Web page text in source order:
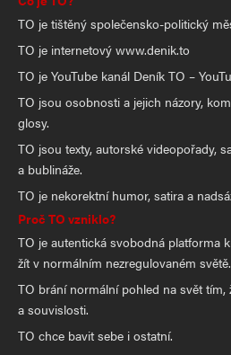
TO je tištěný společensko-politický
TO je internetový www.denik.to
TO je YouTube kanál Deník TO –
TO jsou osobnosti a jejich názory,
glosy.
TO jsou texty, autorské videopořady,
a bublináže.
TO je nekorektní humor, satira a
Proč TO vzniklo?
TO je autentická svobodná platforma
žít v normálním nezregulovaném světě.
TO brání normální pohled na svět
a souvislosti.
TO chce bavit sebe i ostatní.